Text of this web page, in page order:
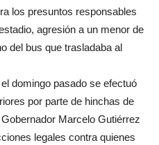
los presuntos responsables
agresión a un menor de
del bus que trasladaba al
domingo pasado se efectuó
por parte de hinchas de
Marcelo Gutiérrez
legales contra quienes